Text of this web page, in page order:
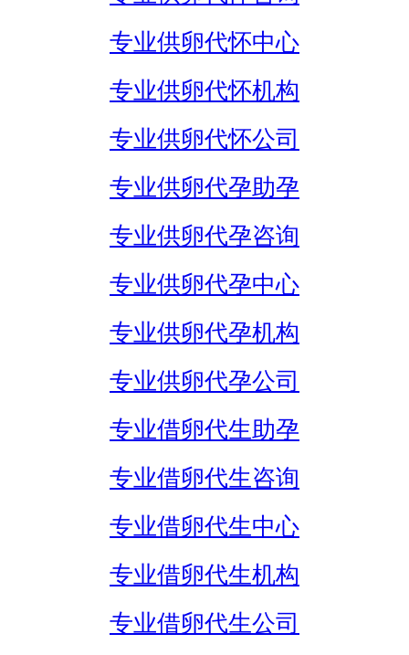
专业供卵代怀中心
专业供卵代怀机构
专业供卵代怀公司
专业供卵代孕助孕
专业供卵代孕咨询
专业供卵代孕中心
专业供卵代孕机构
专业供卵代孕公司
专业借卵代生助孕
专业借卵代生咨询
专业借卵代生中心
专业借卵代生机构
专业借卵代生公司